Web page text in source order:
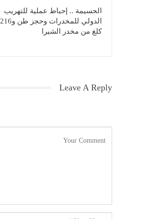
الحسيمة .. إحباط عملية للتهريب
الدولي للمخدرات وحجز طن و216
كلغ من مخدر الشيرا
Leave A Reply